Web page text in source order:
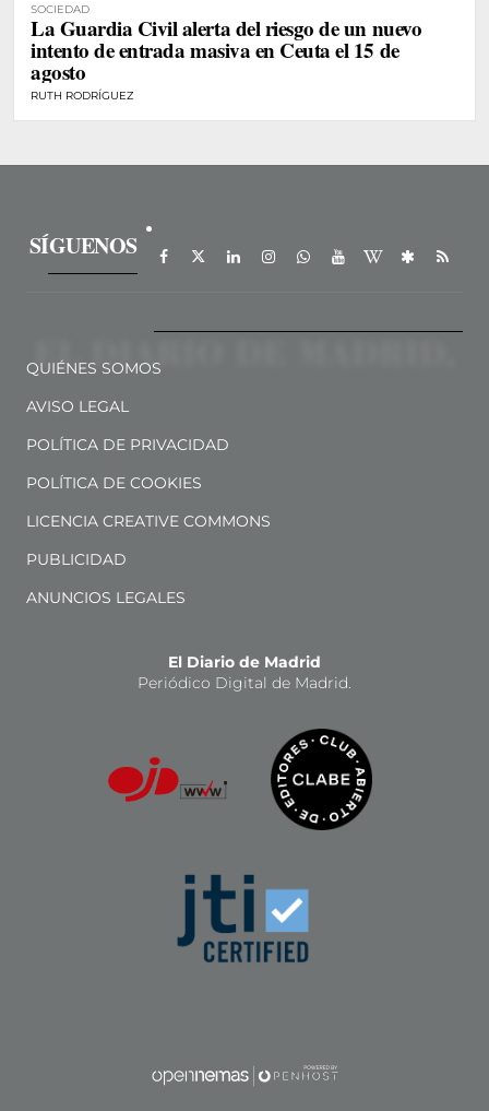
SOCIEDAD
La Guardia Civil alerta del riesgo de un nuevo
intento de entrada masiva en Ceuta el 15 de
agosto
RUTH RODRÍGUEZ
SÍGUENOS
QUIÉNES SOMOS
AVISO LEGAL
POLÍTICA DE PRIVACIDAD
POLÍTICA DE COOKIES
LICENCIA CREATIVE COMMONS
PUBLICIDAD
ANUNCIOS LEGALES
El Diario de Madrid
Periódico Digital de Madrid.